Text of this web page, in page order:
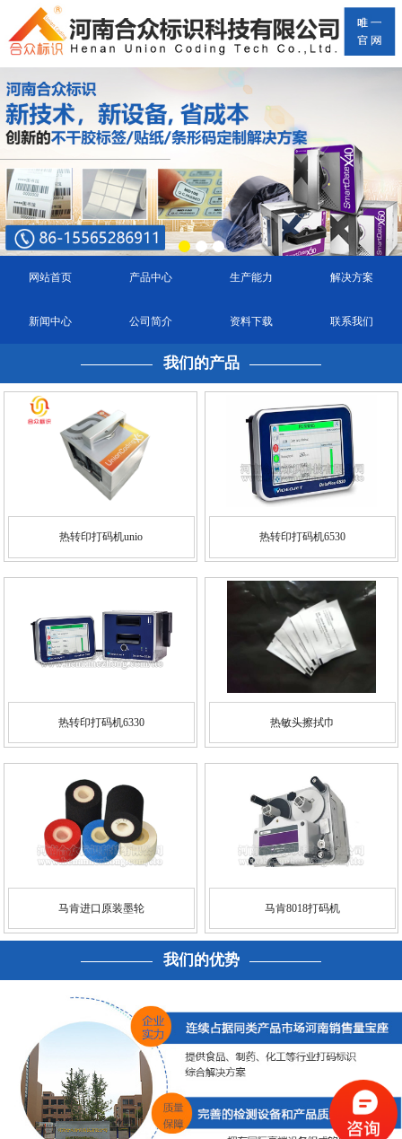
网站首页 产品中心 生产能力 解决方案
新闻中心 公司简介 资料下载 联系我们
我们的产品
热转印打码机unio 热转印打码机6530
热转印打码机6330 热敏头擦拭巾
马肯进口原装墨轮 马肯8018打码机
我们的优势